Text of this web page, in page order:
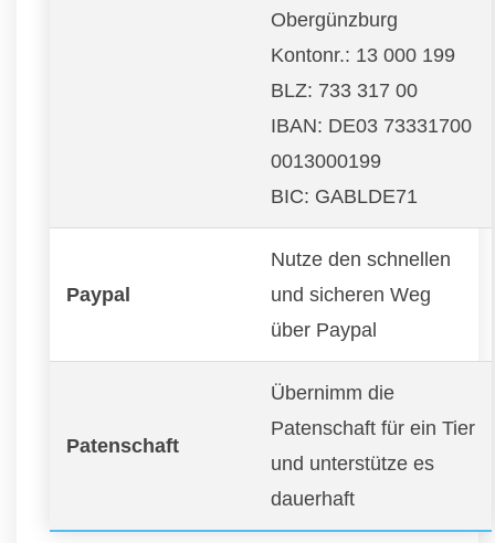
Obergünzburg
Kontonr.: 13 000 199
BLZ: 733 317 00
IBAN: DE03 73331700
0013000199
BIC: GABLDE71
Paypal
Nutze den schnellen
und sicheren Weg
über Paypal
Patenschaft
Übernimm die
Patenschaft für ein Tier
und unterstütze es
dauerhaft